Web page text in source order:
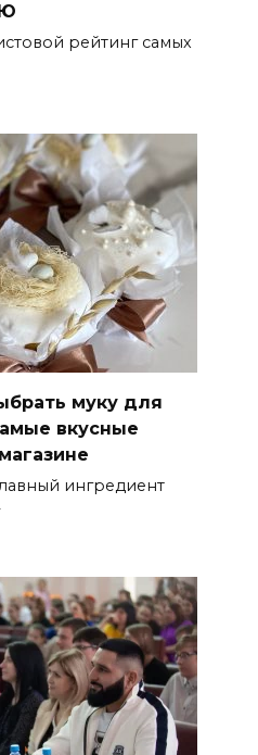
рейтинг самых
муку для
вкусные
ингредиент